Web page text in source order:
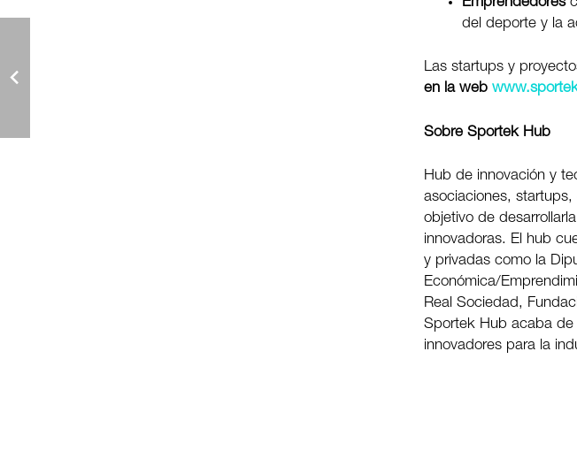
del deporte y la
Las startups y
en la web
Sobre Sportek Hub
Hub de innovación y
asociaciones,
objetivo de
innovadoras. El hub
y privadas como la
Económica/
Real Sociedad,
Sportek Hub acaba de
innovadores para la